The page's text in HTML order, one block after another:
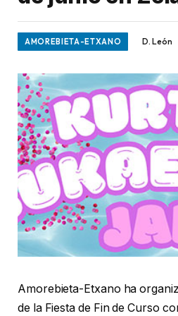
AMOREBIETA-ETXANO D. León
Amorebieta-Etxano ha
de la Fiesta de Fin de Curso